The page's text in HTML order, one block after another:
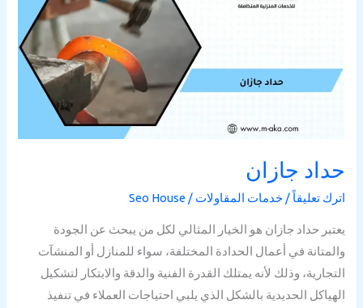
حداد جازان
اترك تعليقاً /خدمات المقاولات /
Seo House
يعتبر حداد جازان هو الخيار المثالي لكل من يبحث عن الجودة
والمتانة في أعمال الحدادة المختلفة، سواء للمنازل أو المنشآت
التجارية، وذلك لأنه يمتلك القدرة الفنية والدقة والابتكار لتشكيل
الهياكل الحديدية بالشكل الذي يلبي احتياجات العملاء في تنفيذ